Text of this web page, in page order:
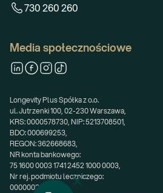
730 260 260
Media społecznościowe
Longevity Plus Spółka z o.o.
ul. Jutrzenki 100, 02-230 Warszawa,
KRS: 0000578730, NIP: 5213708501,
BDO: 000699253,
REGON: 362668683,
NR konta bankowego:
75 1600 0003 1741 2452 1000 0003,
Nr rej. podmiotu leczniczego:
000000200611.